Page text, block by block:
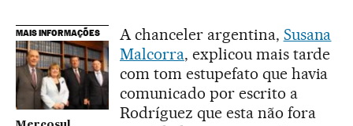
MAIS INFORMAÇÕES A chanceler argentina, Susana
Malcorra, explicou mais tarde
com tom estupefato que havia
comunicado por escrito a
Rodríguez que esta não fora